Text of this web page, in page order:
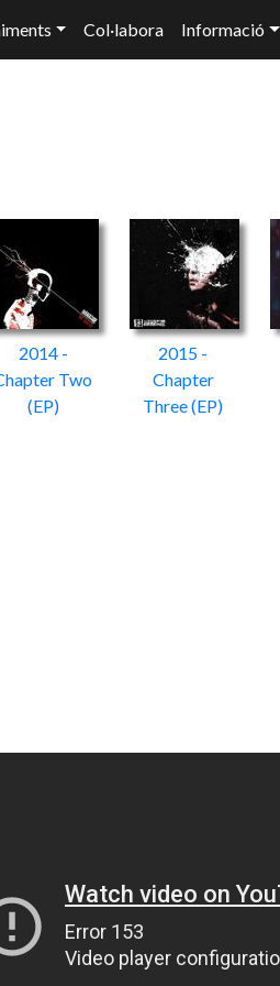
Col·labora Informació
2014 -
Two
(EP)
2015 -
Chapter
Three(EP)